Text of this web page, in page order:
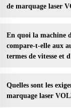
de marquage laser
En quoi la machine
compare-t-elle aux
termes de vitesse et
Quelles sont les
marquage laser